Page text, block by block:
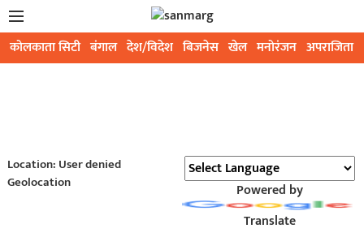
कोलकाता सिटी बंगाल देश/विदेश बिजनेस खेल मनोरंजन अपराजिता
Location: User denied
Geolocation
Powered by
Translate